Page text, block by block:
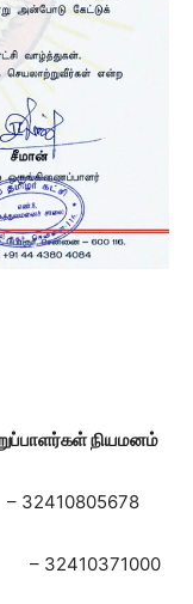
நியமனம்
– 32410371000